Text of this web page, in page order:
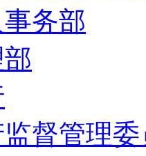
务部
督管理